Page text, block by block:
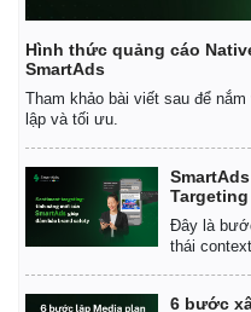
Hình thức quảng cáo
SmartAds
Tham khảo bài viết sau để
lập và tối ưu.
Đây là
thái
6 bước